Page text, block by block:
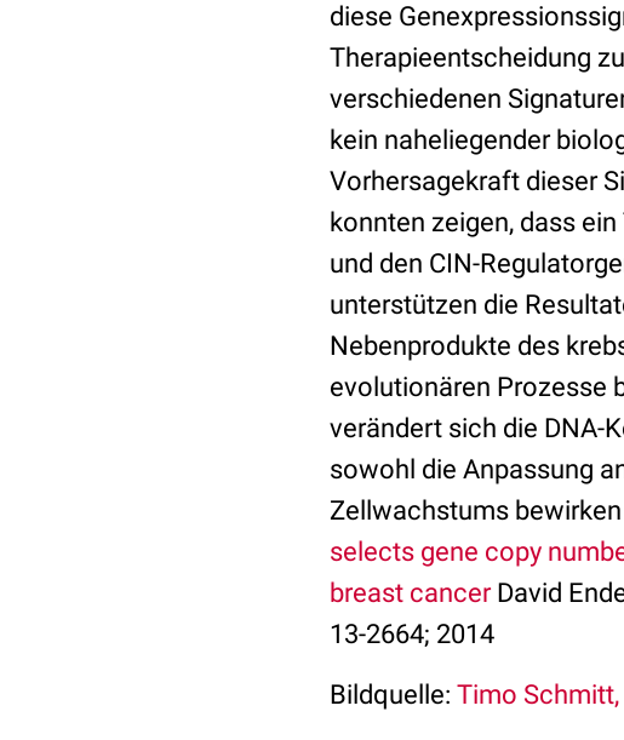
diese
Therapieentscheidung
verschiedenen
kein naheliegender
Vorhersagekraft dieser
konnten zeigen, dass
und den CIN-
unterstützen die
Nebenprodukte des
evolutionären Prozesse
verändert sich die DNA-
sowohl die Anpassung
Zellwachstums
selects gene copy
breast cancerDavid
13-2664; 2014
Bildquelle: Timo